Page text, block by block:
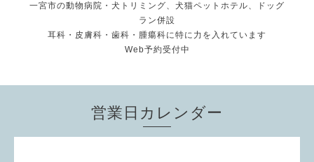
一宮市の動物病院・犬トリミング、犬猫ペットホテル、ドッグ
ラン併設
耳科・皮膚科・歯科・腫瘍科に特に力を入れています
Web予約受付中
営業日カレンダー